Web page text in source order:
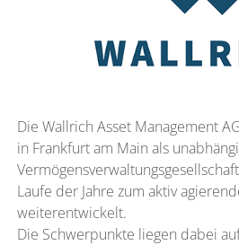
Die Wallrich Asset Management
in Frankfurt am Main als
Laufe der Jahre zum aktiv
weiterentwickelt.
Die Schwerpunkte liegen dabei